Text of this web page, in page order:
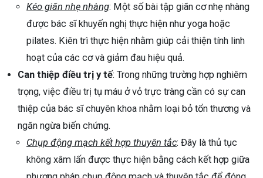
Kéo giãn nhẹ nhàng: Một số bài tập giãn cơ nhẹ nhàng
được bác sĩ khuyến nghị thực hiện như yoga hoặc
pilates. Kiên trì thực hiện nhằm giúp cải thiện tính linh
hoạt của các cơ và giảm đau hiệu quả.
Can thiệp điều trị y tế: Trong những trường hợp nghiêm
trọng, việc điều trị tụ máu ở vỏ trực tràng cần có sự can
thiệp của bác sĩ chuyên khoa nhằm loại bỏ tổn thương và
ngăn ngừa biến chứng.
Chụp động mạch kết hợp thuyên tắc: Đây là thủ tục
không xâm lấn được thực hiện bằng cách kết hợp giữa